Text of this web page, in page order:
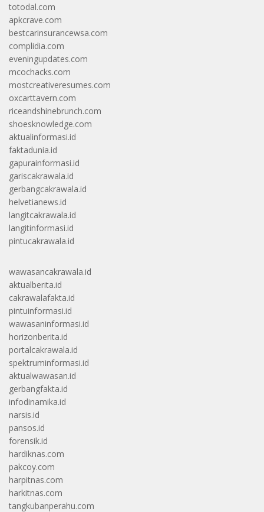
totodal.com
apkcrave.com
bestcarinsurancewsa.com
complidia.com
eveningupdates.com
mcochacks.com
mostcreativeresumes.com
oxcarttavern.com
riceandshinebrunch.com
shoesknowledge.com
aktualinformasi.id
faktadunia.id
gapurainformasi.id
gariscakrawala.id
gerbangcakrawala.id
helvetianews.id
langitcakrawala.id
langitinformasi.id
pintucakrawala.id
wawasancakrawala.id
aktualberita.id
cakrawalafakta.id
pintuinformasi.id
wawasaninformasi.id
horizonberita.id
portalcakrawala.id
spektruminformasi.id
aktualwawasan.id
gerbangfakta.id
infodinamika.id
narsis.id
pansos.id
forensik.id
hardiknas.com
pakcoy.com
harpitnas.com
harkitnas.com
tangkubanperahu.com